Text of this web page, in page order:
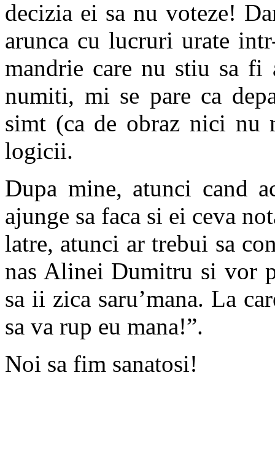
decizia ei sa nu voteze!
arunca cu lucruri urate
mandrie care nu stiu sa
numiti, mi se pare ca
simt (ca de obraz nici nu
logicii.
Dupa mine, atunci cand
ajunge sa faca si ei ceva
latre, atunci ar trebui sa
nas Alinei Dumitru si vor
sa ii zica saru’mana. La
sa va rup eu mana!”.
Noi sa fim sanatosi!